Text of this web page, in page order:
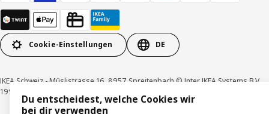
Cookie-Einstellungen DE
IKEA Schweiz - Müslistrasse 16, 8957 Spreitenbach © Inter IKEA Systems B.V.
1999-2026
Du entscheidest, welche Cookies wir
bei dir verwenden